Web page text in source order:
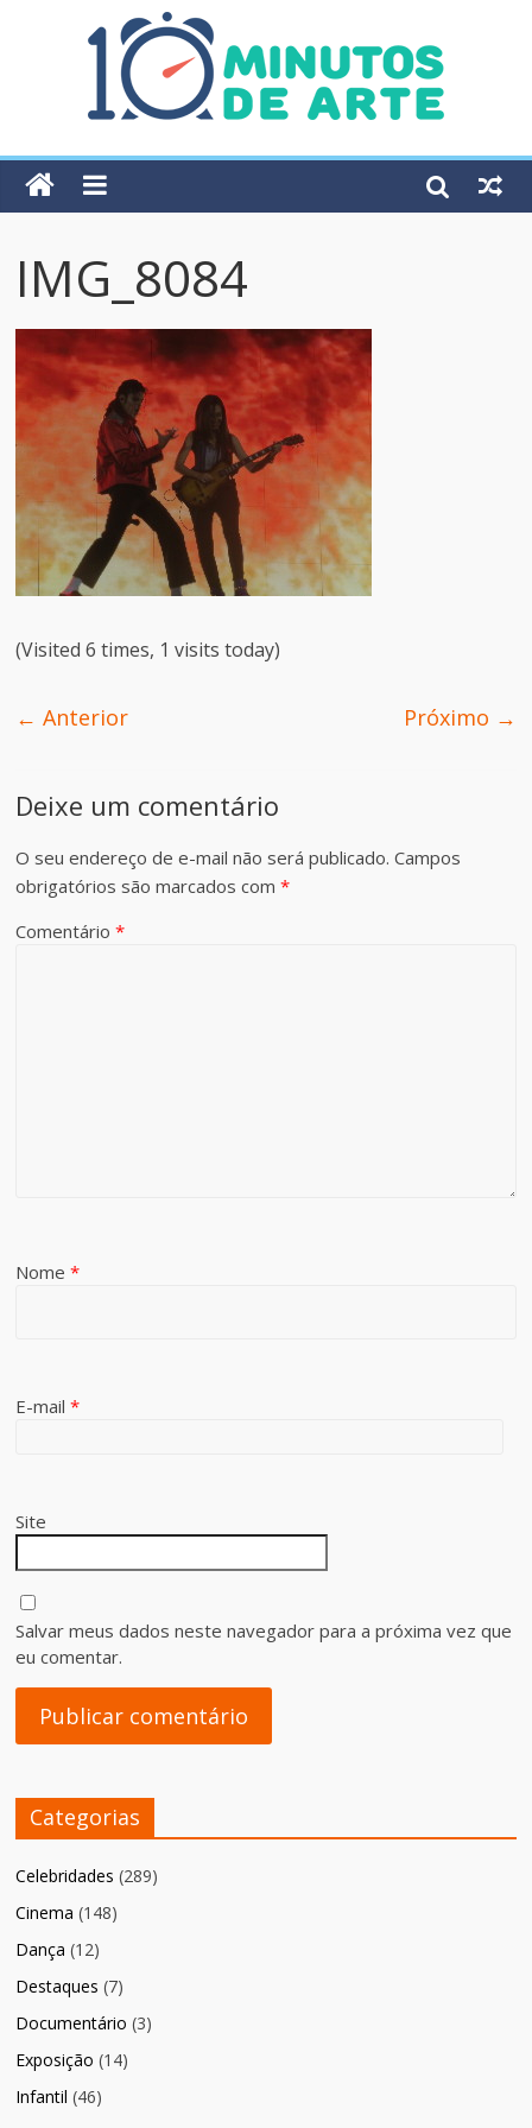
IMG_8084
(Visited 6 times, 1 visits today)
← Anterior Próximo →
Deixe um comentário
O seu endereço de e-mail não será publicado. Campos
obrigatórios são marcados com*
Comentário*
Nome*
E-mail*
Site
Salvar meus dados neste navegador para a próxima vez que
eu comentar.
Categorias
Celebridades (289)
Cinema (148)
Dança (12)
Destaques (7)
Documentário (3)
Exposição (14)
Infantil (46)